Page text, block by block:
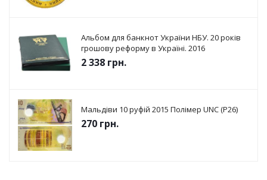
Альбом для банкнот України НБУ. 20 років
грошову реформу в Україні. 2016
2 338 грн.
Мальдіви 10 руфій 2015 Полімер UNC (P26)
270 грн.